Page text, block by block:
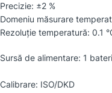
Precizie: ±2 %
Domeniu măsurare
Rezoluţie temperatură: 0.1
Sursă de alimentare: 1
Calibrare: ISO/DKD